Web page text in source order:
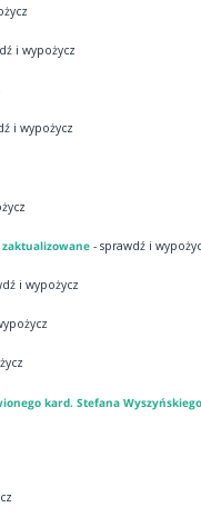
i wypożycz
i wypożycz
zaktualizowane- sprawdź i
i wypożycz
kard. Stefana Wyszyńskiego